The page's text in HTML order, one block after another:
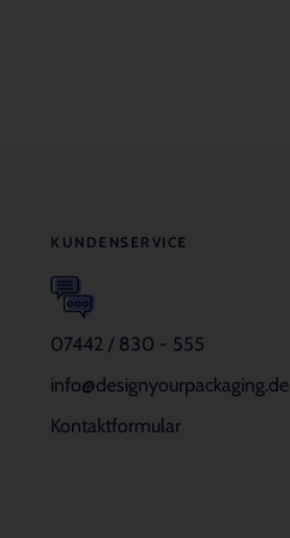
KUNDENSERVICE
07442 / 830 - 555
info@designyourpackaging.de
Kontaktformular